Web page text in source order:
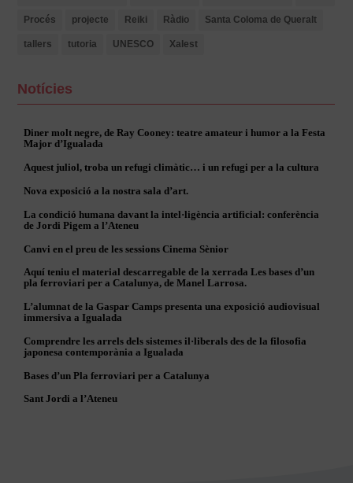
Procés projecte Reiki Ràdio Santa Coloma de Queralt
tallers tutoria UNESCO Xalest
Notícies
Diner molt negre, de Ray Cooney: teatre amateur i humor a la Festa
Major d’Igualada
Aquest juliol, troba un refugi climàtic… i un refugi per a la cultura
Nova exposició a la nostra sala d’art.
La condició humana davant la intel·ligència artificial: conferència
de Jordi Pigem a l’Ateneu
Canvi en el preu de les sessions Cinema Sènior
Aquí teniu el material descarregable de la xerrada Les bases d’un
pla ferroviari per a Catalunya, de Manel Larrosa.
L’alumnat de la Gaspar Camps presenta una exposició audiovisual
immersiva a Igualada
Comprendre les arrels dels sistemes il·liberals des de la filosofia
japonesa contemporània a Igualada
Bases d’un Pla ferroviari per a Catalunya
Sant Jordi a l’Ateneu